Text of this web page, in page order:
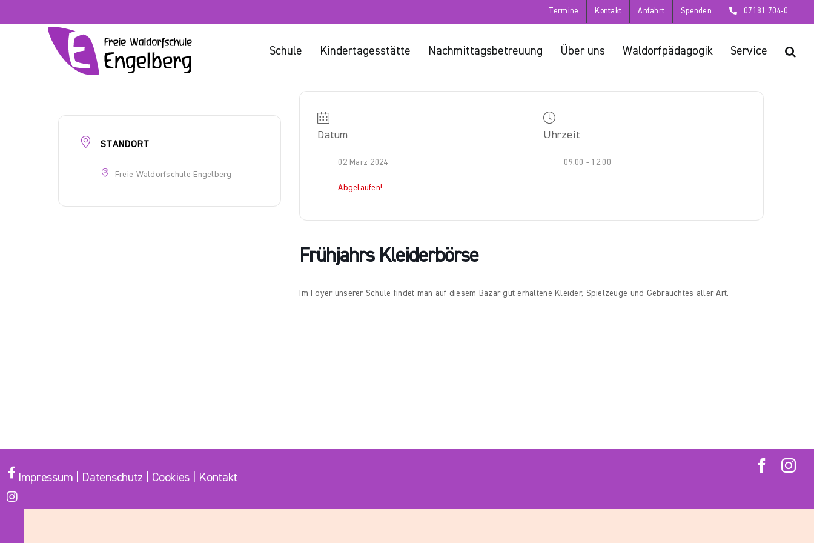
Inhalt
Termine Kontakt Anfahrt Spenden 07181 704-0
Schule Kindertagesstätte Nachmittagsbetreuung Über uns Waldorfpädagogik Service
STANDORT
Freie Waldorfschule Engelberg
Datum
02 März 2024
Abgelaufen!
Uhrzeit
09:00 - 12:00
Frühjahrs Kleiderbörse
Im Foyer unserer Schule findet man auf diesem Bazar gut erhaltene Kleider, Spielzeuge und Gebrauchtes aller Art.
Impressum Datenschutz Cookies Kontakt